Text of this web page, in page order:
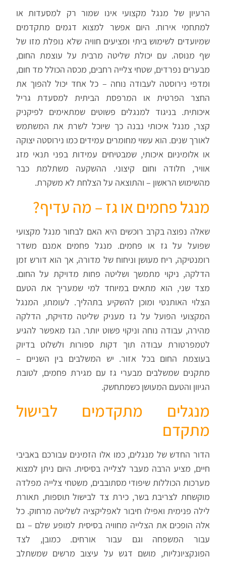
הרעיון של מנגל מקצועי אינו שמור רק למסעדות או
למתחמי אירוח. היום אפשר למצוא דגמים מתקדמים
שמיועדים לשימוש ביתי ומציעים חוויה שלא נופלת מזו של
שף מנוסה. עם יכולת שליטה מרבית על עוצמת החום,
מבערים נפרדים, שטחי צלייה רחבים, מכסה הכולל מד חום,
ומדפי נירוסטה לעבודה נוחה – כל אחד יכול להפוך את
החצר הפרטית או המרפסת הביתית למסעדת גריל
איכותית. בניגוד למנגלים פשוטים שמתאימים לפיקניק
קצר, מנגל איכותי נבנה כך שיוכל לשרת את המשתמש
לאורך שנים. הוא עשוי מחומרים עמידים כמו נירוסטה יצוקה
או אלומיניום איכותי, שמבטיחים עמידות בפני תנאי מזג
אוויר, חלודה וחום קיצוני. ההשקעה משתלמת כבר
מהשימוש הראשון – והתוצאה על הצלחת לא משקרת.
מנגל פחמים או גז – מה עדיף?
שאלה נפוצה בקרב רוכשים היא האם לבחור מנגל מקצועי
שפועל על גז או פחמים. מנגל פחמים אמנם משדר
רומנטיקה, ריח מעושן וניחוח של מדורה, אך הוא דורש זמן
הדלקה, ניקוי מתמשך ושליטה פחות מדויקת על החום.
מצד שני, הוא מתאים במיוחד למי שמעריך את הטעם
הצלוי האותנטי ומוכן להשקיע בתהליך. לעומתו, המנגל
המקצועי הפועל על גז מעניק שליטה מדויקת, הדלקה
מהירה, עבודה נוחה וניקוי פשוט יותר. הגז מאפשר להגיע
לטמפרטורת עבודה תוך דקות ספורות ולשלוט בדיוק
בעוצמת החום בכל אזור. יש המשלבים בין השניים –
מתקנים שמשלבים מבערי גז עם מגירת פחמים, לטובת
הגיוון והטעם המעושן כשמתחשק.
מנגלים מתקדמים לבישול
מתקדם
הדור החדש של מנגלים, כמו אלו הזמינים עבורכם באביבי
חיים, מציע הרבה מעבר לצלייה בסיסית. היום ניתן למצוא
מערכות הכוללות שיפודי מסתובבים, משטחי צלייה מפלדה
מוקשחת לצריבת בשר, כירת צד לבישול תוספות, תאורת
לילה פנימית ואפילו חיבור לאפליקציה לשליטה מרחוק. כל
אלה הופכים את הצלייה מחוויה בסיסית למופע שלם – גם
עבור המשפחה וגם עבור אורחים. כמובן, לצד
הפונקציונליות, מושם דגש על עיצוב מרשים שמשתלב